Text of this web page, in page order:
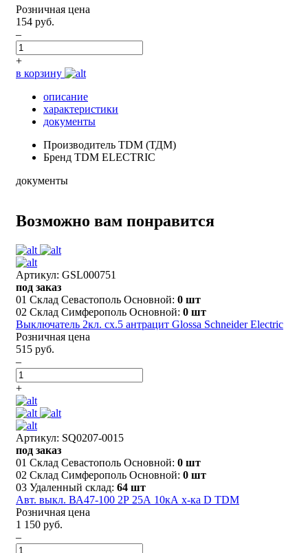
Розничная цена
154 руб.
–
+
в корзину
описание
характеристики
документы
Производитель TDM (ТДМ)
Бренд TDM ELECTRIC
документы
Возможно вам понравится
Артикул: GSL000751
под заказ
01 Склад Севастополь Основной: 0 шт
02 Склад Симферополь Основной: 0 шт
Выключатель 2кл. сх.5 антрацит Glossa Schneider Electric
Розничная цена
515 руб.
–
+
Артикул: SQ0207-0015
под заказ
01 Склад Севастополь Основной: 0 шт
02 Склад Симферополь Основной: 0 шт
03 Удаленный склад: 64 шт
Авт. выкл. ВА47-100 2Р 25А 10кА х-ка D TDM
Розничная цена
1 150 руб.
–